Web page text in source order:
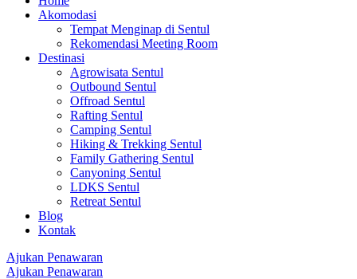
Akomodasi
Tempat Menginap di Sentul
Rekomendasi Meeting Room
Destinasi
Agrowisata Sentul
Outbound Sentul
Offroad Sentul
Rafting Sentul
Camping Sentul
Hiking & Trekking Sentul
Family Gathering Sentul
Canyoning Sentul
LDKS Sentul
Retreat Sentul
Blog
Kontak
Ajukan Penawaran
Ajukan Penawaran